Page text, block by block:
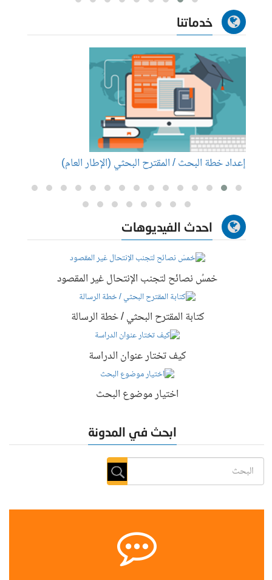
خدماتنا
إعداد خطة البحث / المقترح البحثي (الإطار العام)
احدث الفيديوهات
خمسُ نصائح لتجنب الإنتحال غير المقصود
كتابة المقترح البحثي / خطة الرسالة
كيف تختار عنوان الدراسة
اختيار موضوع البحث
ابحث في المدونة